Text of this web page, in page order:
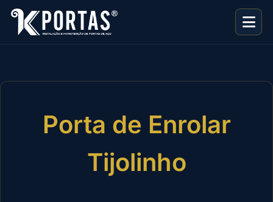
Porta de Enrolar
Tijolinho